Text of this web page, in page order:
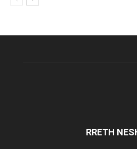
RRETH